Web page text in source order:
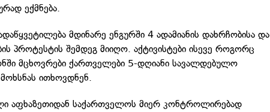
ექმნება.
მდინარე ენგურში 4 ადამიანის დახრჩობისა და
პროტესტის შემდეგ მიიღო. აქტივისტები ისევე როგორც
მცხოვრები ქართველები 5-დღიანი სავალდებულო
ითხოვდნენ.
აფხაზეთიდან საქართველოს მიერ კონტროლირებად